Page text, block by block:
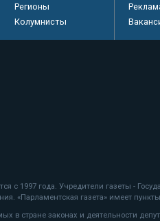
Регионы
Колумнисты
с 1997 года. Учредители газеты -
«Парламентская газета» имеет
стране законах и деятельности